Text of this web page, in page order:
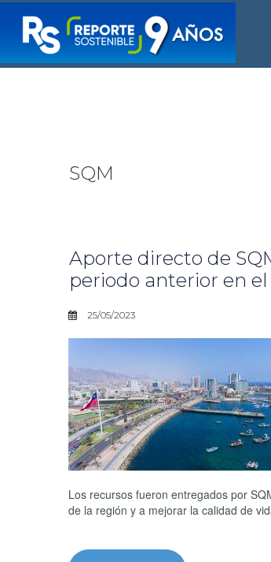
SQM
Aporte directo de
periodo anterior en
25/05/2023
Los recursos fueron entregados por
de la región y a mejorar la calidad de